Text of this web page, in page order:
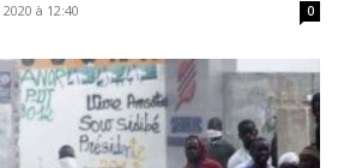
à 12:40 0